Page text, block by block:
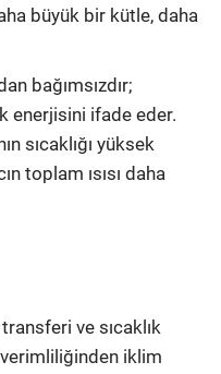
büyük bir kütle, daha
bağımsızdır;
enerjisini ifade eder.
sıcaklığı yüksek
toplam ısısı daha
ve sıcaklık
iklim